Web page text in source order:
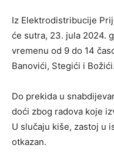
Iz Elektrodistribucije
će sutra, 23. jula 2024.
vremenu od 9 do 14
Banovići, Stegići i Božići.
Do prekida u
doći zbog radova koje
U slučaju kiše, zastoj u
otkazan.